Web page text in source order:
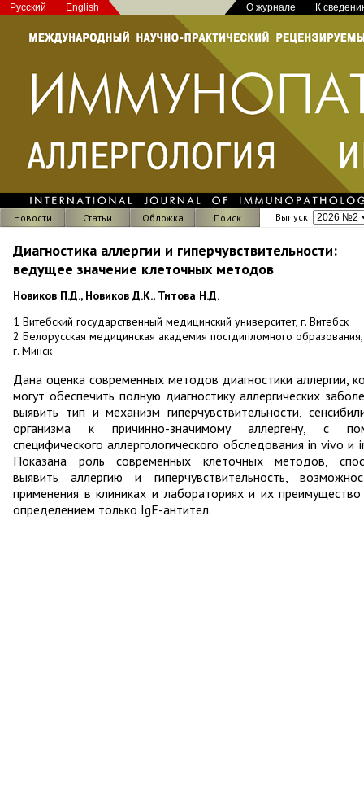
Русский English О журнале К
Новости Статьи Обложка Поиск Выпуск
Диагностика аллергии и гиперчувствительности:
ведущее значение клеточных методов
Новиков П.Д., Новиков Д.К., Титова Н.Д.
1 Витебский государственный медицинский университет, г. Витебск
2 Белорусская медицинская академия постдипломного образования,
г. Минск
Дана оценка современных методов диагностики аллергии,
могут обеспечить полную диагностику аллергических
выявить тип и механизм гиперчувствительности,
организма к причинно-значимому аллергену, с
специфического аллергологического обследования in vivo и
Показана роль современных клеточных методов,
выявить аллергию и гиперчувствительность,
применения в клиниках и лабораториях и их
определением только IgE-антител.